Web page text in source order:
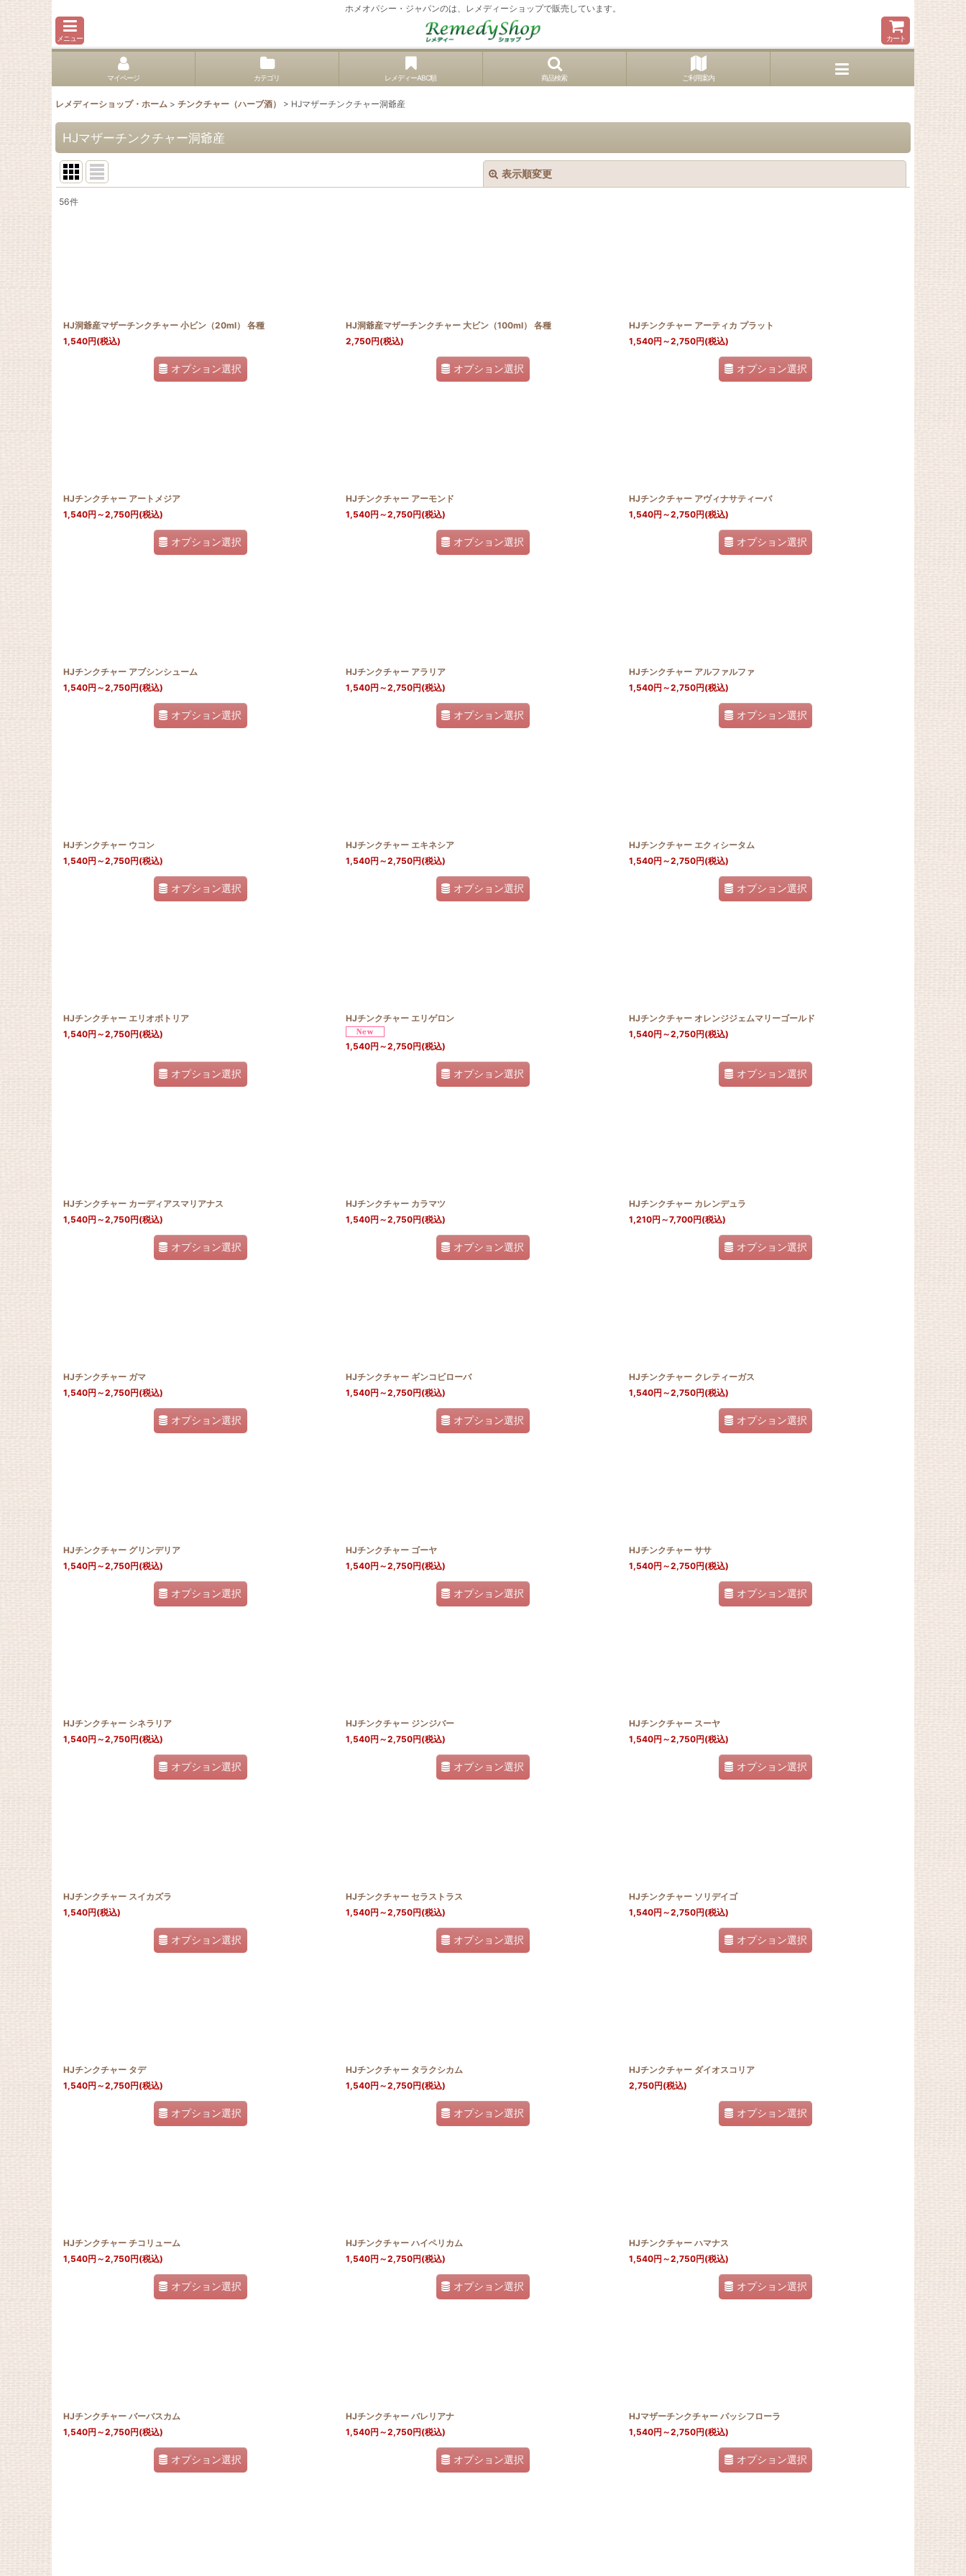
ホメオパシー・ジャパンのは、レメディーショップで販売しています。
メニュー カート
マイページ カテゴリ レメディーABC順 商品検索 ご利用案内
レメディーショップ・ホーム > チンクチャー（ハーブ酒） > HJマザーチンクチャー洞爺産
HJマザーチンクチャー洞爺産
表示順変更
56件
HJ洞爺産マザーチンクチャー 小ビン（20ml） 各種
1,540円(税込)
オプション選択
HJ洞爺産マザーチンクチャー 大ビン（100ml） 各種
2,750円(税込)
オプション選択
HJチンクチャー アーティカ プラット
1,540円 ～2,750円(税込)
オプション選択
HJチンクチャー アートメジア
1,540円 ～2,750円(税込)
オプション選択
HJチンクチャー アーモンド
1,540円 ～2,750円(税込)
オプション選択
HJチンクチャー アヴィナサティーバ
1,540円 ～2,750円(税込)
オプション選択
HJチンクチャー アブシンシューム
1,540円 ～2,750円(税込)
オプション選択
HJチンクチャー アラリア
1,540円 ～2,750円(税込)
オプション選択
HJチンクチャー アルファルファ
1,540円 ～2,750円(税込)
オプション選択
HJチンクチャー ウコン
1,540円 ～2,750円(税込)
オプション選択
HJチンクチャー エキネシア
1,540円 ～2,750円(税込)
オプション選択
HJチンクチャー エクィシータム
1,540円 ～2,750円(税込)
オプション選択
HJチンクチャー エリオボトリア
1,540円 ～2,750円(税込)
オプション選択
HJチンクチャー エリゲロン
1,540円 ～2,750円(税込)
オプション選択
HJチンクチャー オレンジジェムマリーゴールド
1,540円 ～2,750円(税込)
オプション選択
HJチンクチャー カーディアスマリアナス
1,540円 ～2,750円(税込)
オプション選択
HJチンクチャー カラマツ
1,540円 ～2,750円(税込)
オプション選択
HJチンクチャー カレンデュラ
1,210円 ～7,700円(税込)
オプション選択
HJチンクチャー ガマ
1,540円 ～2,750円(税込)
オプション選択
HJチンクチャー ギンコビローバ
1,540円 ～2,750円(税込)
オプション選択
HJチンクチャー クレティーガス
1,540円 ～2,750円(税込)
オプション選択
HJチンクチャー グリンデリア
1,540円 ～2,750円(税込)
オプション選択
HJチンクチャー ゴーヤ
1,540円 ～2,750円(税込)
オプション選択
HJチンクチャー ササ
1,540円 ～2,750円(税込)
オプション選択
HJチンクチャー シネラリア
1,540円 ～2,750円(税込)
オプション選択
HJチンクチャー ジンジバー
1,540円 ～2,750円(税込)
オプション選択
HJチンクチャー スーヤ
1,540円 ～2,750円(税込)
オプション選択
HJチンクチャー スイカズラ
1,540円(税込)
オプション選択
HJチンクチャー セラストラス
1,540円 ～2,750円(税込)
オプション選択
HJチンクチャー ソリデイゴ
1,540円 ～2,750円(税込)
オプション選択
HJチンクチャー タデ
1,540円 ～2,750円(税込)
オプション選択
HJチンクチャー タラクシカム
1,540円 ～2,750円(税込)
オプション選択
HJチンクチャー ダイオスコリア
2,750円(税込)
オプション選択
HJチンクチャー チコリューム
1,540円 ～2,750円(税込)
オプション選択
HJチンクチャー ハイペリカム
1,540円 ～2,750円(税込)
オプション選択
HJチンクチャー ハマナス
1,540円 ～2,750円(税込)
オプション選択
HJチンクチャー バーバスカム
1,540円 ～2,750円(税込)
オプション選択
HJチンクチャー バレリアナ
1,540円 ～2,750円(税込)
オプション選択
HJマザーチンクチャー パッシフローラ
1,540円 ～2,750円(税込)
オプション選択